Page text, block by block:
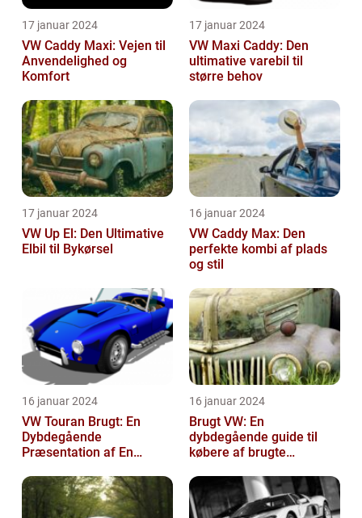
17 januar 2024
VW Caddy Maxi: Vejen til
Anvendelighed og
Komfort
17 januar 2024
VW Maxi Caddy: Den
ultimative varebil til
større behov
17 januar 2024
VW Up El: Den Ultimative
Elbil til Bykørsel
16 januar 2024
VW Caddy Max: Den
perfekte kombi af plads
og stil
16 januar 2024
VW Touran Brugt: En
Dybdegående
Præsentation af En
16 januar 2024
Brugt VW: En
dybdegående guide til
købere af brugte